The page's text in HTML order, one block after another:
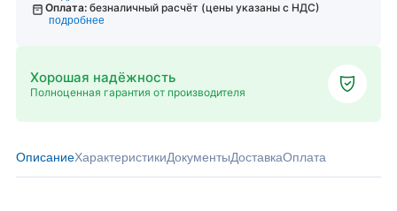
Оплата: безналичный расчёт (цены указаны с НДС)
подробнее
Хорошая надёжность
Полноценная гарантия от производителя
ОписаниеХарактеристикиДокументыДоставкаОплата